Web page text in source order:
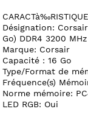
Désignation: Corsair
Go) DDR4 3200 MHz
Marque: Corsair
Capacité : 16 Go
Type/Format de
Fréquence(s)
Norme mémoire:
LED RGB: Oui